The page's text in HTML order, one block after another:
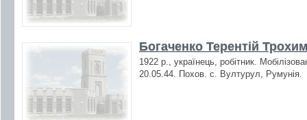
Богаченко Терентій
1922 р., українець, робітник.
20.05.44. Похов. с. Вултурул, Румунія.